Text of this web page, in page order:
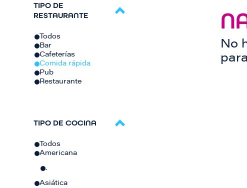
TIPO DE
RESTAURANTE
Todos
Bar
Cafeterías
Comida rápida
Pub
Restaurante
TIPO DE COCINA
Todos
Americana
.
Asiática
No